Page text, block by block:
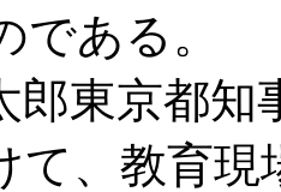
である。
東京都知
て、教育